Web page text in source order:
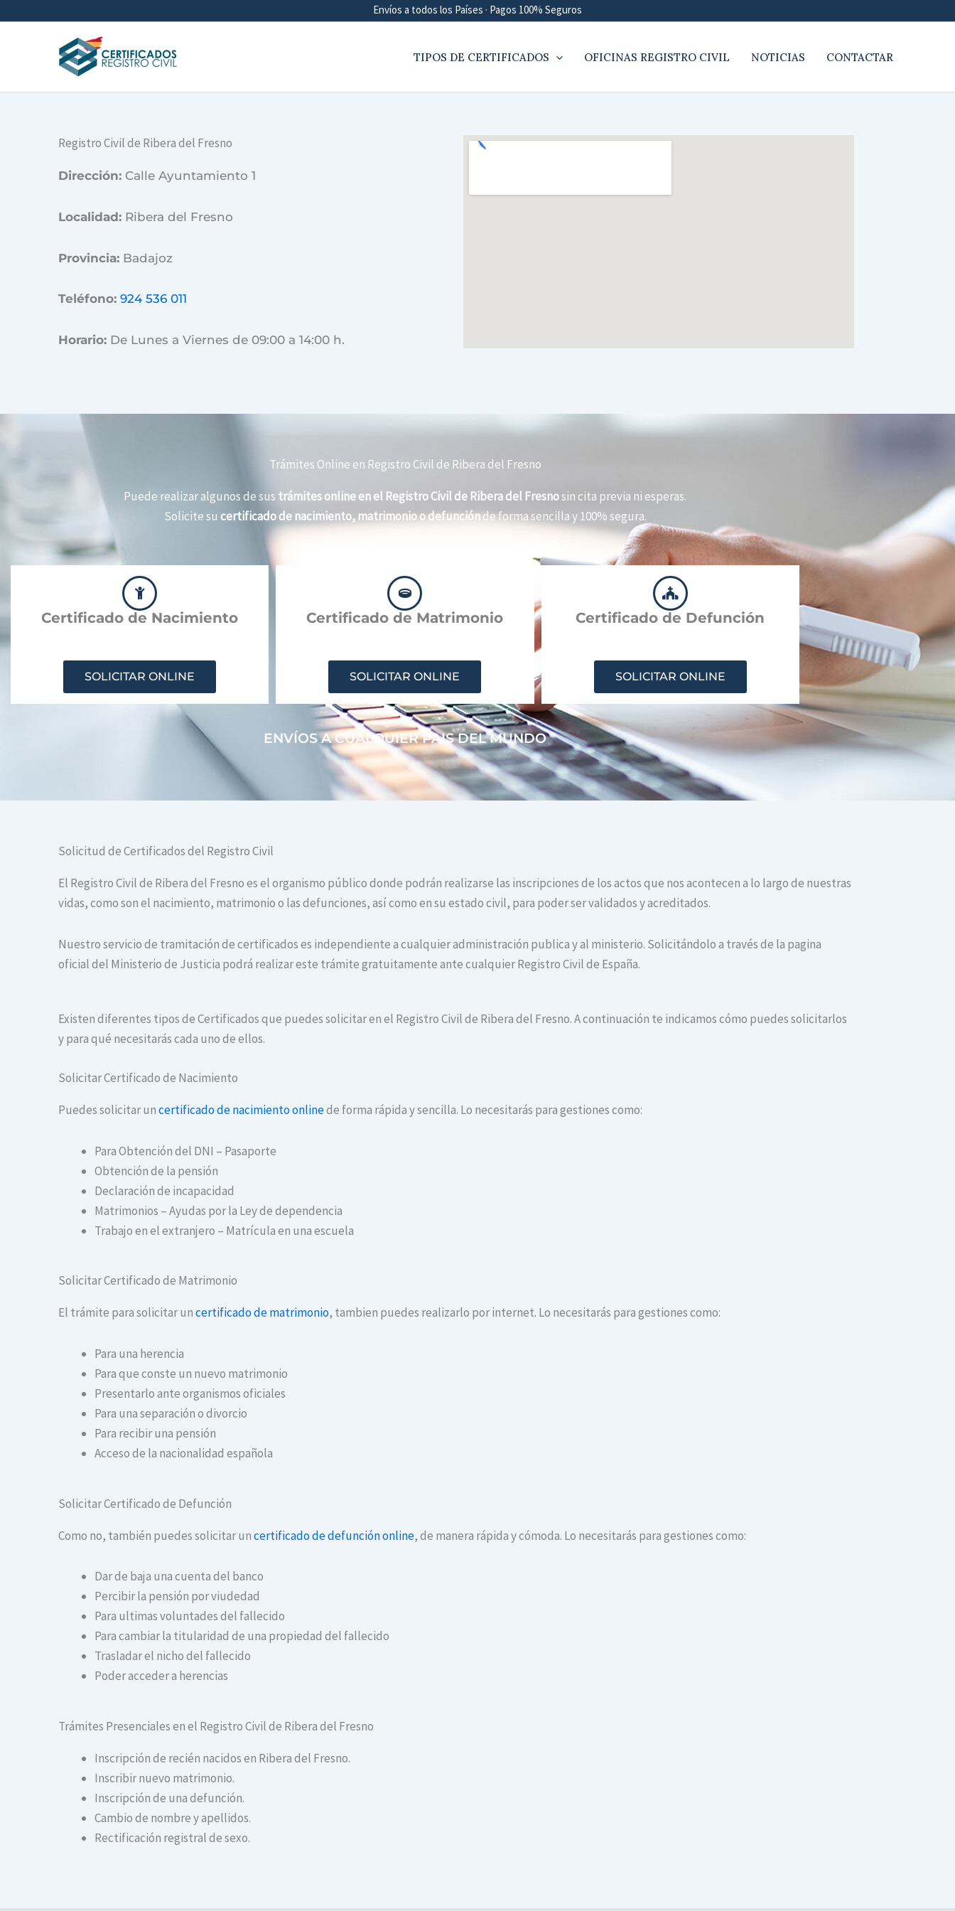
Envíos a todos los Países · Pagos 100% Seguros
TIPOS DE CERTIFICADOS OFICINAS REGISTRO CIVIL NOTICIAS CONTACTAR
Registro Civil de Ribera del Fresno
Dirección: Calle Ayuntamiento 1
Localidad: Ribera del Fresno
Provincia: Badajoz
Teléfono: 924 536 011
Horario: De Lunes a Viernes de 09:00 a 14:00 h.
Trámites Online en Registro Civil de Ribera del Fresno
Puede realizar algunos de sus trámites online en el Registro Civil de Ribera del Fresnosin cita previa ni esperas.
Solicite su certificado de nacimiento, matrimonio o defunciónde forma sencilla y 100% segura.
Certificado de Nacimiento
SOLICITAR ONLINE
Certificado de Matrimonio
SOLICITAR ONLINE
Certificado de Defunción
SOLICITAR ONLINE
ENVÍOS A CUALQUIER PAIS DEL MUNDO
Solicitud de Certificados del Registro Civil
El Registro Civil de Ribera del Fresno es el organismo público donde podrán realizarse las inscripciones de los actos que nos acontecen a lo largo de nuestras
vidas, como son el nacimiento, matrimonio o las defunciones, así como en su estado civil, para poder ser validados y acreditados.
Nuestro servicio de tramitación de certificados es independiente a cualquier administración publica y al ministerio. Solicitándolo a través de la pagina
oficial del Ministerio de Justicia podrá realizar este trámite gratuitamente ante cualquier Registro Civil de España.
Existen diferentes tipos de Certificados que puedes solicitar en el Registro Civil de Ribera del Fresno. A continuación te indicamos cómo puedes solicitarlos
y para qué necesitarás cada uno de ellos.
Solicitar Certificado de Nacimiento
Puedes solicitar uncertificado de nacimiento onlinede forma rápida y sencilla. Lo necesitarás para gestiones como:
Para Obtención del DNI – Pasaporte
Obtención de la pensión
Declaración de incapacidad
Matrimonios – Ayudas por la Ley de dependencia
Trabajo en el extranjero – Matrícula en una escuela
Solicitar Certificado de Matrimonio
El trámite para solicitar uncertificado de matrimonio, tambien puedes realizarlo por internet. Lo necesitarás para gestiones como:
Para una herencia
Para que conste un nuevo matrimonio
Presentarlo ante organismos oficiales
Para una separación o divorcio
Para recibir una pensión
Acceso de la nacionalidad española
Solicitar Certificado de Defunción
Como no, también puedes solicitar uncertificado de defunción online, de manera rápida y cómoda. Lo necesitarás para gestiones como:
Dar de baja una cuenta del banco
Percibir la pensión por viudedad
Para ultimas voluntades del fallecido
Para cambiar la titularidad de una propiedad del fallecido
Trasladar el nicho del fallecido
Poder acceder a herencias
Trámites Presenciales en el Registro Civil de Ribera del Fresno
Inscripción de recién nacidos en Ribera del Fresno.
Inscribir nuevo matrimonio.
Inscripción de una defunción.
Cambio de nombre y apellidos.
Rectificación registral de sexo.